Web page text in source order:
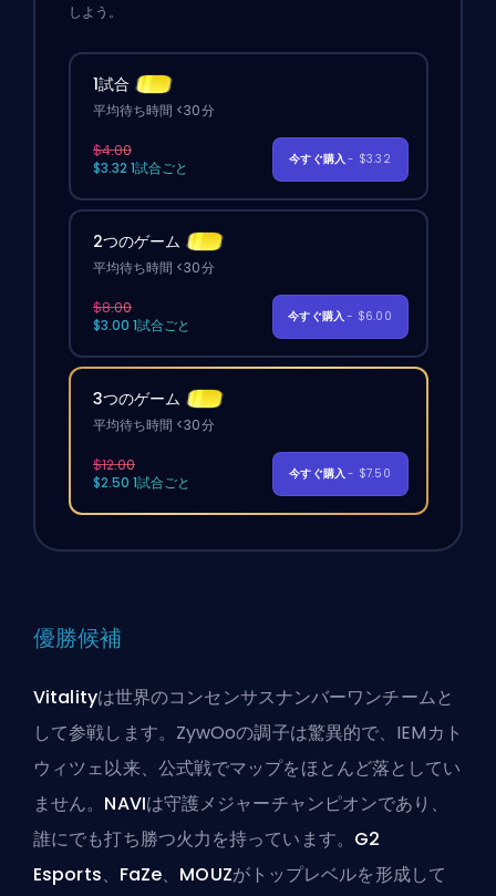
しよう。
1試合
平均待ち時間 <30分
$4.00
$3.32 1試合ごと
今すぐ購入- $3.32
2つのゲーム
平均待ち時間 <30分
$8.00
$3.00 1試合ごと
今すぐ購入- $6.00
3つのゲーム
平均待ち時間 <30分
$12.00
$2.50 1試合ごと
今すぐ購入- $7.50
優勝候補
Vitalityは世界のコンセンサスナンバーワンチームと
して参戦します。ZywOoの調子は驚異的で、IEMカト
ウィツェ以来、公式戦でマップをほとんど落としてい
ません。 NAVIは守護メジャーチャンピオンであり、
誰にでも打ち勝つ火力を持っています。 G2
Esports、 FaZe、 MOUZがトップレベルを形成して